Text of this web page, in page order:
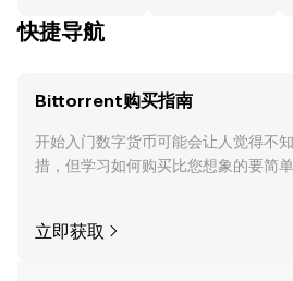
快捷导航
Bittorrent购买指南
开始入门数字货币可能会让人觉得不
措，但学习如何购买比您想象的要简单
立即获取